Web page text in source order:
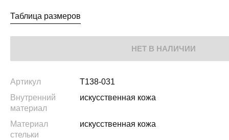
Таблица размеров
НЕТ В НАЛИЧИИ
Артикул
T138-031
Внутренний
материал
искусственная кожа
Материал
стельки
искусственная кожа